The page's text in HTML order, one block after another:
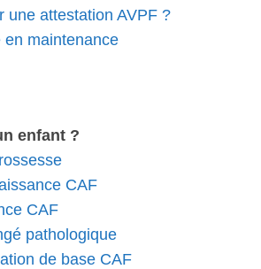
une attestation AVPF ?
en maintenance
enfant ?
CAF
CAF
pathologique
de base CAF